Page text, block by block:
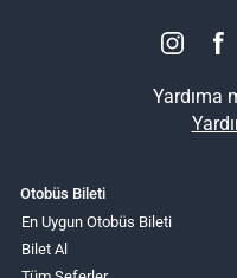
Yardıma
Otobüs Bileti
En Uygun Otobüs Bileti
Bilet Al